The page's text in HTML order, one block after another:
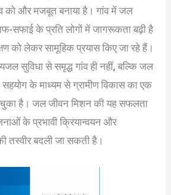
को और मजबूत बनाया है। गांव में जल
सफाई के प्रति लोगों में जागरूकता बढ़ी है
को लेकर सामूहिक प्रयास किए जा रहे हैं।
सुविधा से समृद्ध गांव ही नहीं, बल्कि जल
के माध्यम से ग्रामीण विकास का एक
चुका है। जल जीवन मिशन की यह सफलता
के प्रभावी क्रियान्वयन और
तस्वीर बदली जा सकती है।